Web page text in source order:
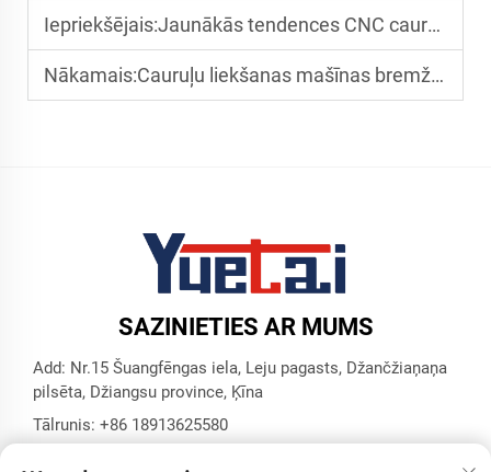
Iepriekšējais:Jaunākās tendences CNC cauruļu un trauku liekšanas iekārtās
Nākamais:Cauruļu liekšanas mašīnas bremžu sistēmas cauruļvadu ražošanai
SAZINIETIES AR MUMS
Add: Nr.15 Šuangfēngas iela, Leju pagasts, Džančžiaņaņa
pilsēta, Džiangsu province, Ķīna
Tālrunis: +86 18913625580